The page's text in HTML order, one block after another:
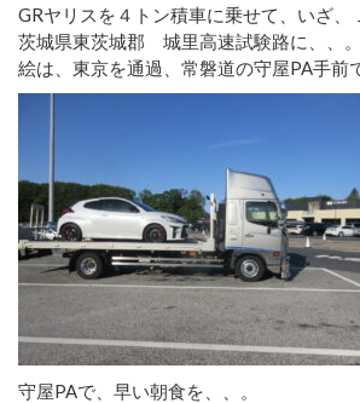
GRヤリスを４トン積車に乗せて、いざ、
茨城県東茨城郡 城里高速試験路に、、。
絵は、東京を通過、常磐道の守屋PA手前
守屋PAで、早い朝食を、、。